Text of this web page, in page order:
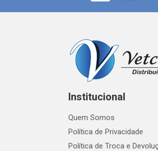
Institucional
Quem Somos
Política de Privacidade
Política de Troca e